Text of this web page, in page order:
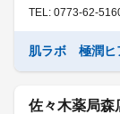
TEL: 0773-62-
肌ラボ 極潤ヒ
佐々木薬局森